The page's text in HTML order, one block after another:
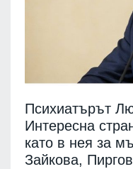
Психиатърът
Интересна
като в нея за
Зайкова,